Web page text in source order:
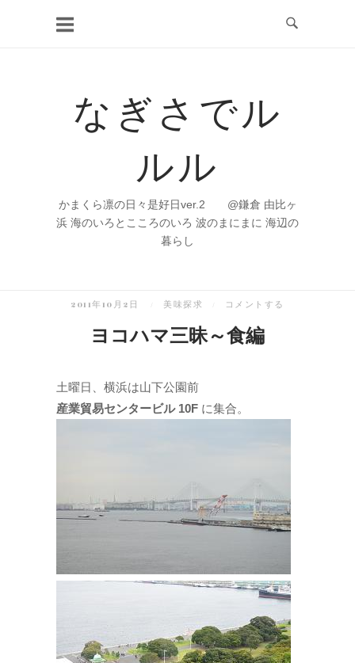
なぎさでル
ルル
かまくら凛の日々是好日ver.2 @鎌倉 由比ヶ
浜 海のいろとこころのいろ 波のまにまに 海辺の
暮らし
2011年10月2日 美味探求 コメントする
ヨコハマ三昧～食編
土曜日、横浜は山下公園前
産業貿易センタービル 10F に集合。